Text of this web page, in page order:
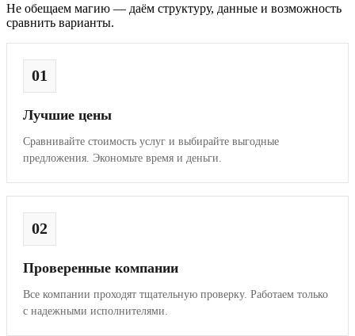
Не обещаем магию — даём структуру, данные и возможность
сравнить варианты.
01
Лучшие цены
Сравнивайте стоимость услуг и выбирайте выгодные
предложения. Экономьте время и деньги.
02
Проверенные компании
Все компании проходят тщательную проверку. Работаем только
с надежными исполнителями.